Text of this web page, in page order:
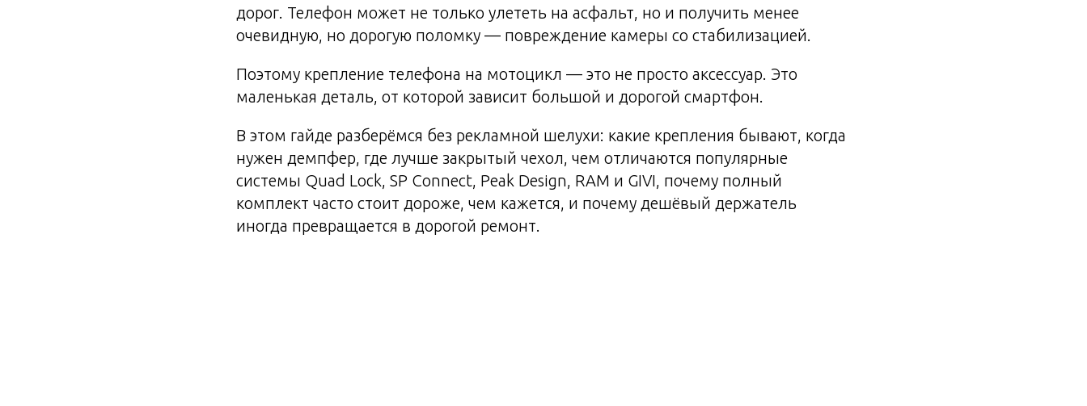
дорог. Телефон может не только улететь на асфальт, но и получить менее
очевидную, но дорогую поломку — повреждение камеры со стабилизацией.
Поэтому крепление телефона на мотоцикл — это не просто аксессуар. Это
маленькая деталь, от которой зависит большой и дорогой смартфон.
В этом гайде разберёмся без рекламной шелухи: какие крепления бывают, когда
нужен демпфер, где лучше закрытый чехол, чем отличаются популярные
системы Quad Lock, SP Connect, Peak Design, RAM и GIVI, почему полный
комплект часто стоит дороже, чем кажется, и почему дешёвый держатель
иногда превращается в дорогой ремонт.